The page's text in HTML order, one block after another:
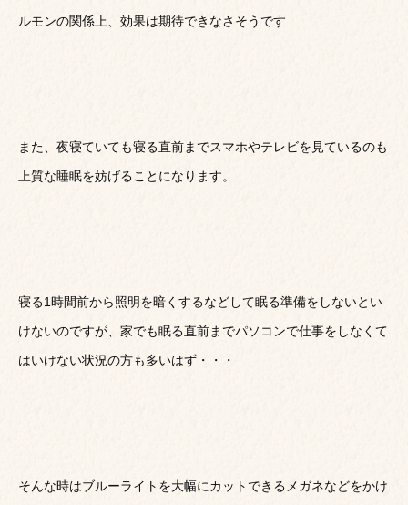
ルモンの関係上、効果は期待できなさそうです
また、夜寝ていても寝る直前までスマホやテレビを見ているのも
上質な睡眠を妨げることになります。
寝る1時間前から照明を暗くするなどして眠る準備をしないとい
けないのですが、家でも眠る直前までパソコンで仕事をしなくて
はいけない状況の方も多いはず・・・
そんな時はブルーライトを大幅にカットできるメガネなどをかけ